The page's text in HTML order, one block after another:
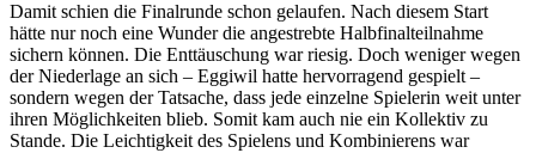
Damit schien die Finalrunde schon gelaufen. Nach diesem Start
hätte nur noch eine Wunder die angestrebte Halbfinalteilnahme
sichern können. Die Enttäuschung war riesig. Doch weniger wegen
der Niederlage an sich – Eggiwil hatte hervorragend gespielt –
sondern wegen der Tatsache, dass jede einzelne Spielerin weit unter
ihren Möglichkeiten blieb. Somit kam auch nie ein Kollektiv zu
Stande. Die Leichtigkeit des Spielens und Kombinierens war